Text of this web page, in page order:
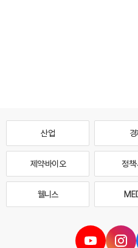
산업 경
제약·바이오 정책
웰니스